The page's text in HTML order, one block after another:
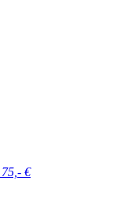
75,- €